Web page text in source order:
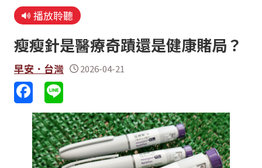
播放聆聽
瘦瘦針是醫療奇蹟還是健康賭局？
早安．台灣 2026-04-21